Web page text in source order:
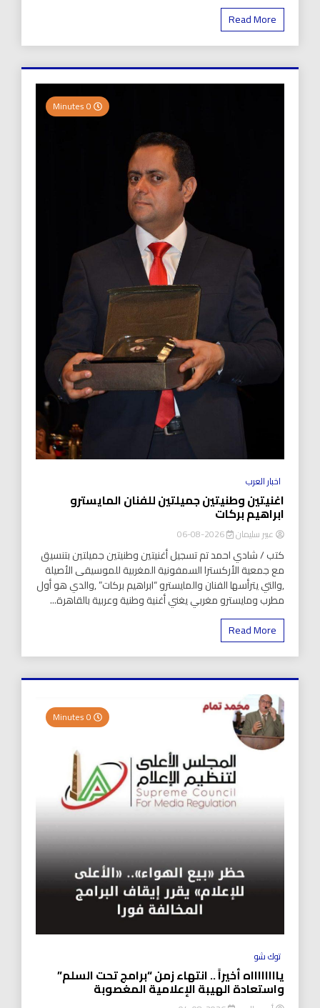
Read More
اخبار العرب
اغنيتين وطنيتين جميلتين للفنان المايسترو
ابراهيم بركات
عبير سليمان 2026-08-06
كتب / شادي احمد تم تسجيل أغنيتين وطنيتين جميلتين بتنسيق
مع جمعية الأركسترا السمفونية المغربية للموسيقى الأصيلة
,والتي يترأسها الفنان والمايسترو “ابراهيم بركات” ,والدي هو أول
مطرب ومايسترو مغربي يغني أغنية وطنية وعربية بالقاهرة...
Read More
توك شو
يااااااااه أخيراً .. انتهاء زمن “برامج تحت السلم”
واستعادة الهيبة الإعلامية المغصوبة